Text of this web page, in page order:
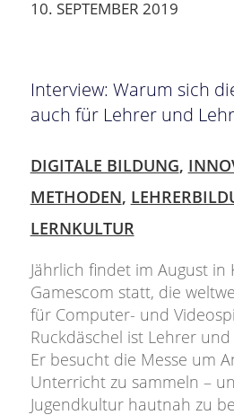
10. SEPTEMBER 2019
Interview: Warum sich
auch für Lehrer und
DIGITALE BILDUNG,
METHODEN,
LERNKULTUR
Jährlich findet im August in
Gamescom statt, die
für Computer- und
Ruckdäschel ist Lehrer
Er besucht die Messe um
Unterricht zu sammeln –
Jugendkultur hautnah zu